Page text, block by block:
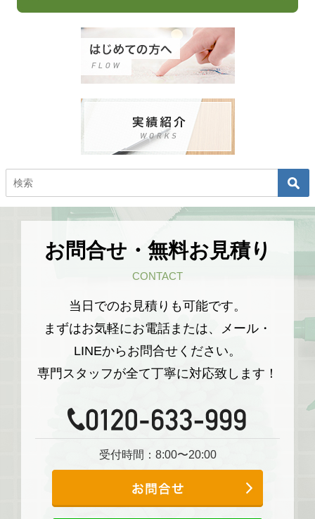
お問合せ・無料お見積り
CONTACT
当日でのお見積りも可能です。
まずはお気軽にお電話または、メール・
LINEからお問合せください。
専門スタッフが全て丁寧に対応致します！
受付時間：8:00〜20:00